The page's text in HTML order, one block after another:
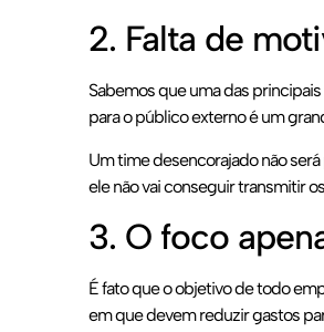
2. Falta de
Sabemos que uma das
para o público externo é um
Um time desencorajado não
ele não vai conseguir transmitir
3. O foco
É fato que o objetivo de todo
em que devem reduzir gastos